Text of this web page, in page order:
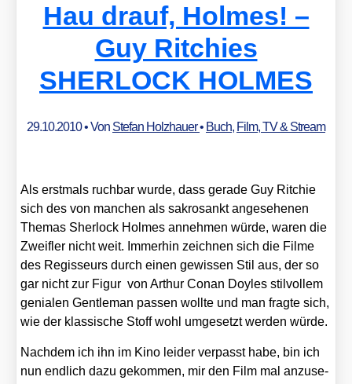
Hau drauf, Holmes! –
Guy Ritchies
SHERLOCK HOLMES
29.10.2010• Von Stefan Holzhauer• Buch, Film, TV & Stream
Als erst­mals ruch­bar wur­de, dass gera­de Guy Rit­chie
sich des von man­chen als sakro­sankt ange­se­he­nen
The­mas Sher­lock Hol­mes anneh­men wür­de, waren die
Zweif­ler nicht weit. Immer­hin zeich­nen sich die Fil­me
des Regis­seurs durch einen gewis­sen Stil aus, der so
gar nicht zur Figur von Arthur Conan Doyl­es stil­vol­lem
genia­len Gen­tle­man pas­sen woll­te und man frag­te sich,
wie der klas­si­sche Stoff wohl umge­setzt wer­den wür­de.
Nach­dem ich ihn im Kino lei­der ver­passt habe, bin ich
nun end­lich dazu gekom­men, mir den Film mal anzu­se­